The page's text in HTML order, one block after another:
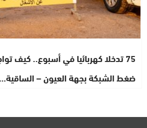
75 تدخلا كهربائيا في أسبوع.. كيف
ضغط الشبكة بجهة العيون – الساقية…